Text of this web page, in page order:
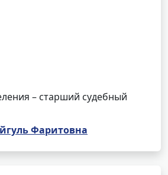
– старший судебный
Фаритовна